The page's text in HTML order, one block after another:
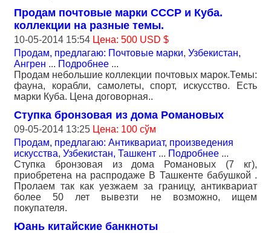
Продам почтовые марки СССР и Куба.
коллекции на разные темы.
10-05-2014 15:54 Цена: 500 USD $
Продам, предлагаю: Почтовые марки, Узбекистан,
Ангрен ... Подробнее ...
Продам небольшие коллекции почтовых марок.Темы:
фауна, корабли, самолеты, спорт, искусство. Есть
марки Куба. Цена договорная..
Ступка бронзовая из дома Романовых
09-05-2014 13:25 Цена: 100 сўм
Продам, предлагаю: Антиквариат, произведения
искусства, Узбекистан, Ташкент ... Подробнее ...
Ступка бронзовая из дома Романовых (7 кг),
приобретена на распродаже В Ташкенте бабушкой .
Пролаем так как уезжаем за границу, антиквариат
более 50 лет вывезти не возможно, ищем
покупателя.
Юань китайские банкноты